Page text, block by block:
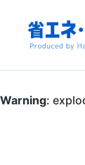
省エ
ネ
Warning: